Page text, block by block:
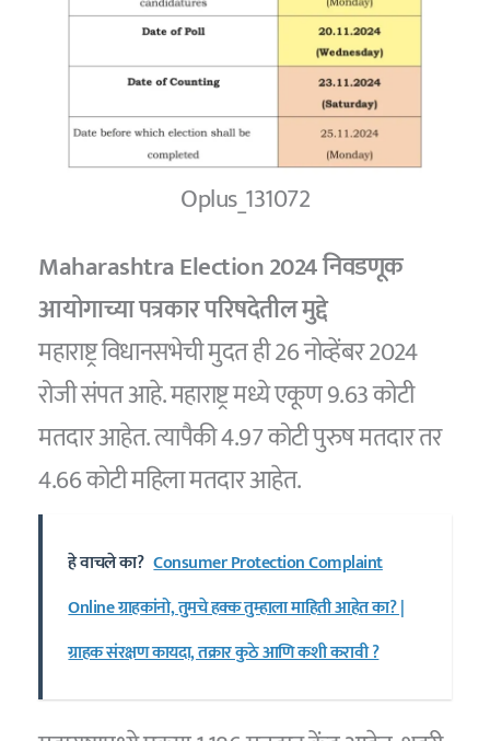
Oplus_131072
Maharashtra Election 2024 निवडणूक
आयोगाच्या पत्रकार परिषदेतील मुद्दे
महाराष्ट्र विधानसभेची मुदत ही 26 नोव्हेंबर 2024
रोजी संपत आहे. महाराष्ट्र मध्ये एकूण 9.63 कोटी
मतदार आहेत. त्यापैकी 4.97 कोटी पुरुष मतदार तर
4.66 कोटी महिला मतदार आहेत.
हे वाचले का? Consumer Protection Complaint
Online ग्राहकांनो, तुमचे हक्क तुम्हाला माहिती आहेत का? |
ग्राहक संरक्षण कायदा, तक्रार कुठे आणि कशी करावी ?